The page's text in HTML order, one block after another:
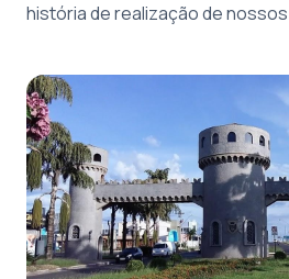
história de realização de